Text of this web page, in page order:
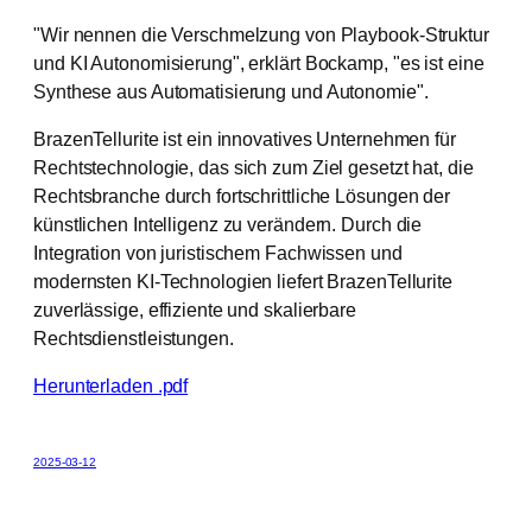
"Wir nennen die Verschmelzung von Playbook-Struktur
und KI Autonomisierung", erklärt Bockamp, "es ist eine
Synthese aus Automatisierung und Autonomie".
BrazenTellurite ist ein innovatives Unternehmen für
Rechtstechnologie, das sich zum Ziel gesetzt hat, die
Rechtsbranche durch fortschrittliche Lösungen der
künstlichen Intelligenz zu verändern. Durch die
Integration von juristischem Fachwissen und
modernsten KI-Technologien liefert BrazenTellurite
zuverlässige, effiziente und skalierbare
Rechtsdienstleistungen.
Herunterladen .pdf
2025-03-12